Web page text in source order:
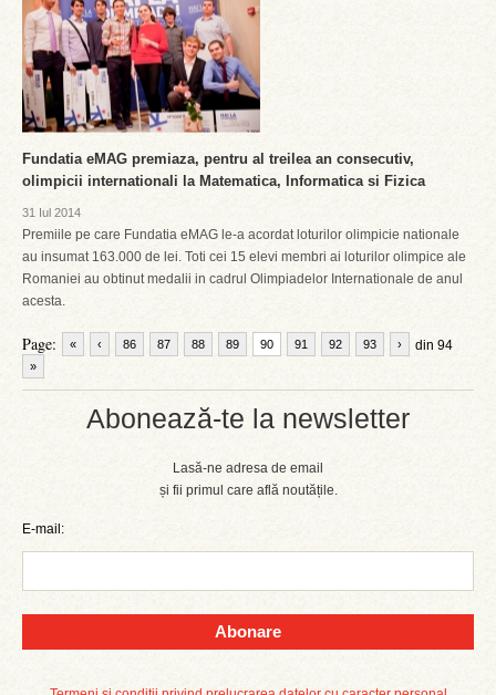
Abonează-te la newsletter
Lasă-ne adresa de email
și fii primul care află noutățile.
E-mail:
Abonare
Fundatia eMAG premiaza, pentru al treilea an consecutiv,
olimpicii internationali la Matematica, Informatica si Fizica
31 Iul 2014
Premiile pe care Fundatia eMAG le-a acordat loturilor olimpicie nationale
au insumat 163.000 de lei. Toti cei 15 elevi membri ai loturilor olimpice ale
Romaniei au obtinut medalii in cadrul Olimpiadelor Internationale de anul
acesta.
Page: « ‹ 86 87 88 89 90 91 92 93 din 94
›
»